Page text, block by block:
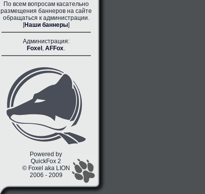
По всем вопросам касательно
размещения баннеров на сайте
обращаться к администрации.
[Наши баннеры]
Администрация:
Foxel , AFFox.
Powered by
QuickFox 2
© Foxel aka LION
2006 - 2009